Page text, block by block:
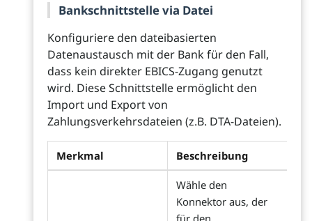
Bankschnittstelle via Datei
Konfiguriere den dateibasierten
Datenaustausch mit der Bank für den Fall,
dass kein direkter EBICS-Zugang genutzt
wird. Diese Schnittstelle ermöglicht den
Import und Export von
Zahlungsverkehrsdateien (z.B. DTA-Dateien).
Merkmal Beschreibung
Wähle den
Konnektor aus, der
für den